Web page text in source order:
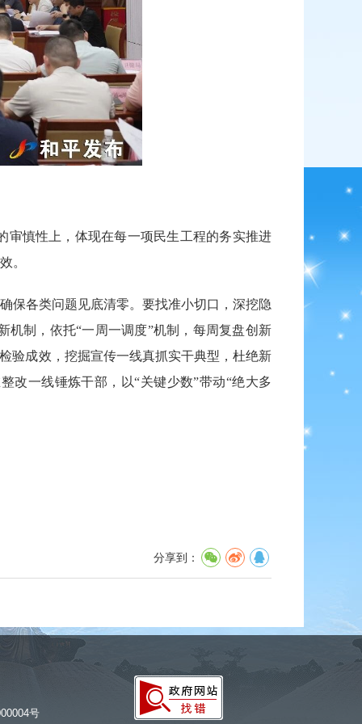
慎性上，体现在每一项民生工程的务实推进
。
各类问题见底清零。要找准小切口，深挖隐
制，依托“一周一调度”机制，每周复盘创新
验成效，挖掘宣传一线真抓实干典型，杜绝新
改一线锤炼干部，以“关键少数”带动“绝大多
分享到：
号